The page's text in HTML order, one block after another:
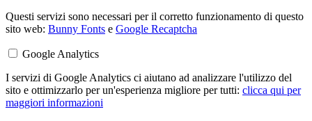
Questi servizi sono necessari per il corretto funzionamento di questo
sito web: Bunny Fonts e Google Recaptcha
Google Analytics
I servizi di Google Analytics ci aiutano ad analizzare l'utilizzo del
sito e ottimizzarlo per un'esperienza migliore per tutti: clicca qui per
maggiori informazioni